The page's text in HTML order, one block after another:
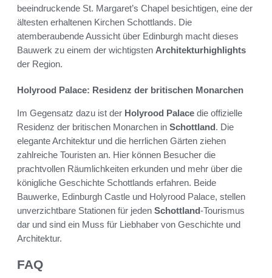
beeindruckende St. Margaret’s Chapel besichtigen, eine der
ältesten erhaltenen Kirchen Schottlands. Die
atemberaubende Aussicht über Edinburgh macht dieses
Bauwerk zu einem der wichtigsten Architekturhighlights
der Region.
Holyrood Palace: Residenz der britischen Monarchen
Im Gegensatz dazu ist der Holyrood Palace die offizielle
Residenz der britischen Monarchen in Schottland. Die
elegante Architektur und die herrlichen Gärten ziehen
zahlreiche Touristen an. Hier können Besucher die
prachtvollen Räumlichkeiten erkunden und mehr über die
königliche Geschichte Schottlands erfahren. Beide
Bauwerke, Edinburgh Castle und Holyrood Palace, stellen
unverzichtbare Stationen für jeden Schottland-Tourismus
dar und sind ein Muss für Liebhaber von Geschichte und
Architektur.
FAQ